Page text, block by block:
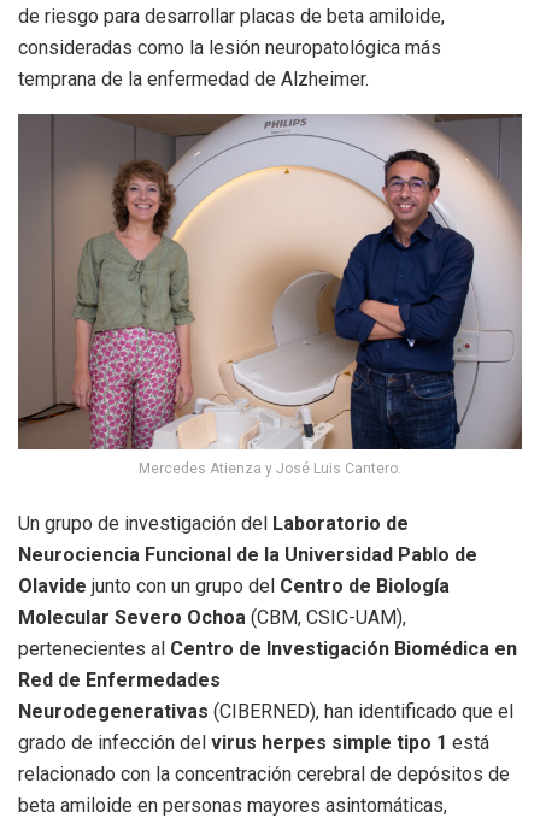
de riesgo para desarrollar placas de beta amiloide,
consideradas como la lesión neuropatológica más
temprana de la enfermedad de Alzheimer.
Mercedes Atienza y José Luis Cantero.
Un grupo de investigación del
Laboratorio de
Neurociencia Funcional de la Universidad Pablo de
Olavide junto con un grupo del Centro de Biología
Molecular Severo Ochoa (CBM, CSIC-UAM),
pertenecientes al Centro de Investigación Biomédica en
Red de Enfermedades
Neurodegenerativas (CIBERNED), han identificado que el
grado de infección del virus herpes simple tipo 1 está
relacionado con la concentración cerebral de depósitos de
beta amiloide en personas mayores asintomáticas,